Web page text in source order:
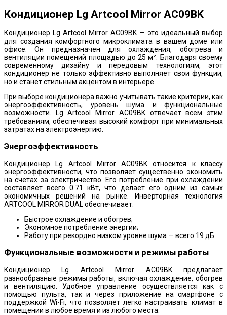
Кондиционер Lg Artcool Mirror AC09BK
Кондиционер Lg Artcool Mirror AC09BK — это идеальный выбор
для создания комфортного микроклимата в вашем доме или
офисе. Он предназначен для охлаждения, обогрева и
вентиляции помещений площадью до 25 м². Благодаря своему
современному дизайну и передовым технологиям, этот
кондиционер не только эффективно выполняет свои функции,
но и станет стильным акцентом в интерьере.
При выборе кондиционера важно учитывать такие критерии, как
энергоэффективность, уровень шума и функциональные
возможности. Lg Artcool Mirror AC09BK отвечает всем этим
требованиям, обеспечивая высокий комфорт при минимальных
затратах на электроэнергию.
Энергоэффективность
Кондиционер Lg Artcool Mirror AC09BK относится к классу
энергоэффективности, что позволяет существенно экономить
на счетах за электричество. Его потребление при охлаждении
составляет всего 0.71 кВт, что делает его одним из самых
экономичных решений на рынке. Инверторная технология
ARTCOOL MIRROR DUAL обеспечивает:
Быстрое охлаждение и обогрев;
Экономное потребление энергии;
Работу при рекордно низком уровне шума — всего 19 дБ.
Функциональные возможности и режимы работы
Кондиционер Lg Artcool Mirror AC09BK предлагает
разнообразные режимы работы, включая охлаждение, обогрев
и вентиляцию. Удобное управление осуществляется как с
помощью пульта, так и через приложение на смартфоне с
поддержкой Wi-Fi, что позволяет легко настраивать климат в
помещении в любое время и из любого места.